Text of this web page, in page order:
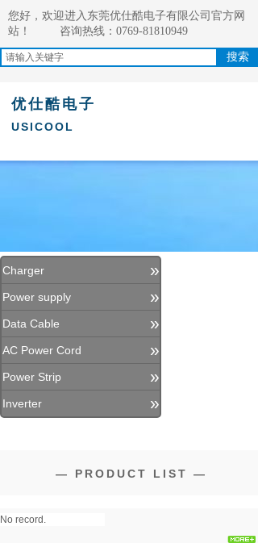
搜索
您好，欢迎进入东莞优仕酷电子有限公司官方网
站！ 咨询热线：0769-81810949
优仕酷电子
USICOOL
Charger »
Power supply »
Data Cable »
AC Power Cord »
Power Strip »
Inverter »
— PRODUCT LIST —
No record.